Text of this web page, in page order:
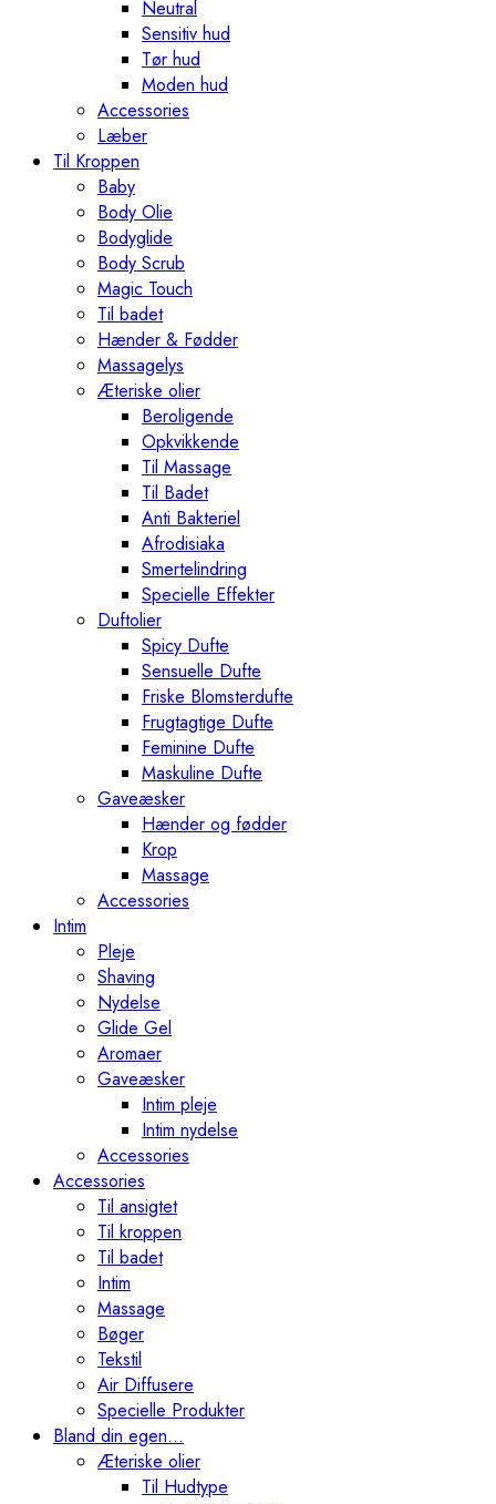
Neutral
Sensitiv hud
Tør hud
Moden hud
Accessories
Læber
Til Kroppen
Baby
Body Olie
Bodyglide
Body Scrub
Magic Touch
Til badet
Hænder & Fødder
Massagelys
Æteriske olier
Beroligende
Opkvikkende
Til Massage
Til Badet
Anti Bakteriel
Afrodisiaka
Smertelindring
Specielle Effekter
Duftolier
Spicy Dufte
Sensuelle Dufte
Friske Blomsterdufte
Frugtagtige Dufte
Feminine Dufte
Maskuline Dufte
Gaveæsker
Hænder og fødder
Krop
Massage
Accessories
Intim
Pleje
Shaving
Nydelse
Glide Gel
Aromaer
Gaveæsker
Intim pleje
Intim nydelse
Accessories
Accessories
Til ansigtet
Til kroppen
Til badet
Intim
Massage
Bøger
Tekstil
Air Diffusere
Specielle Produkter
Bland din egen…
Æteriske olier
Til Hudtype